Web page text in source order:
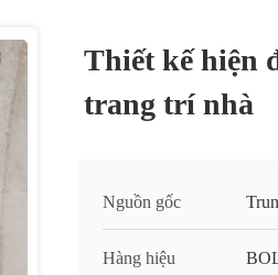
Thiết kế hiện
trang trí nhà
Nguồn gốc
Hàng hiệu